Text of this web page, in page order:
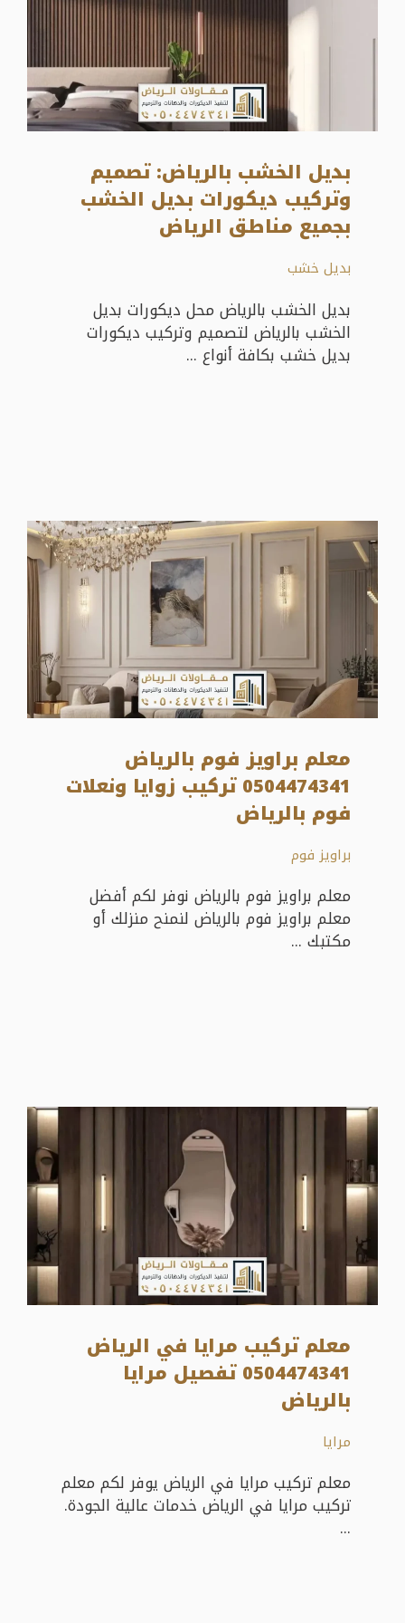
بديل الخشب بالرياض: تصميم
وتركيب ديكورات بديل الخشب
بجميع مناطق الرياض
بديل خشب
بديل الخشب بالرياض محل ديكورات بديل
الخشب بالرياض لتصميم وتركيب ديكورات
بديل خشب بكافة أنواع ...
معلم براويز فوم بالرياض
0504474341 تركيب زوايا ونعلات
فوم بالرياض
براويز فوم
معلم براويز فوم بالرياض نوفر لكم أفضل
معلم براويز فوم بالرياض لنمنح منزلك أو
مكتبك ...
معلم تركيب مرايا في الرياض
0504474341 تفصيل مرايا
بالرياض
مرايا
معلم تركيب مرايا في الرياض يوفر لكم معلم
تركيب مرايا في الرياض خدمات عالية الجودة.
...